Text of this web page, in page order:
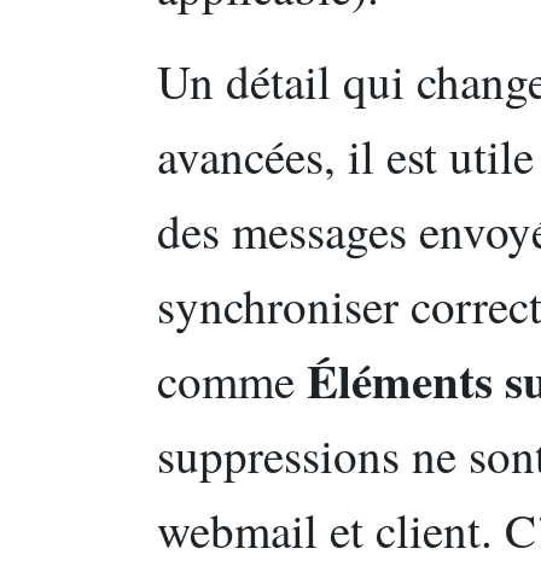
Un détail qui
avancées, il est
des messages
synchroniser
commeÉléments
suppressions ne
webmail et client.